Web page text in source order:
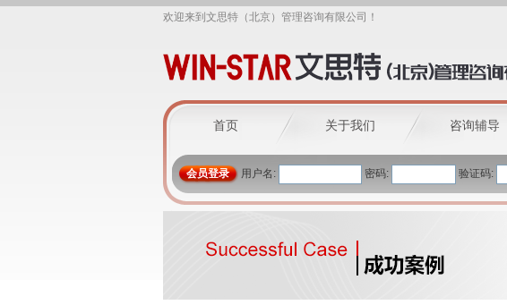
欢迎来到文思特（北京）管理咨询有限公司！
首页 关于我们 咨询辅导
会员登录 用户名: 密码: 验证码: